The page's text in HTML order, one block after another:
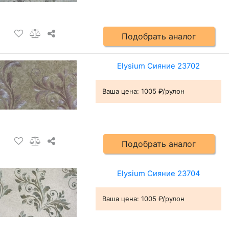
Подобрать аналог
Elysium Сияние 23702
Ваша цена: 1005 ₽/рулон
Подобрать аналог
Elysium Сияние 23704
Ваша цена: 1005 ₽/рулон